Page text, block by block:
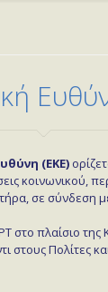
(ΕΚΕ)
κοινωνικού,
σε σύνδεση
στο πλαίσιο της
στους Πολίτες